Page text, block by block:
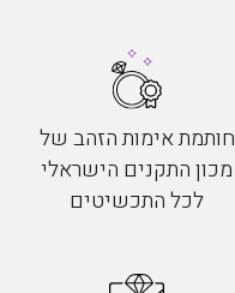
חותמת אימות הזהב של
מכון התקנים הישראלי
לכל התכשיטים